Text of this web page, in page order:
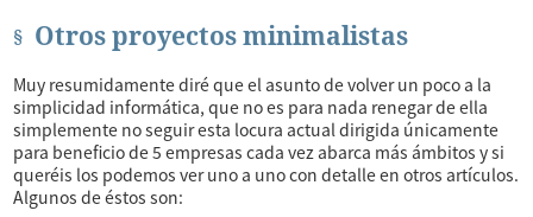
Otros proyectos minimalistas
Muy resumidamente diré que el asunto de volver un poco a la
simplicidad informática, que no es para nada renegar de ella
simplemente no seguir esta locura actual dirigida únicamente
para beneficio de 5 empresas cada vez abarca más ámbitos y si
queréis los podemos ver uno a uno con detalle en otros artículos.
Algunos de éstos son: